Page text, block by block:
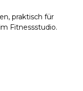
praktisch für
Fitnessstudio.